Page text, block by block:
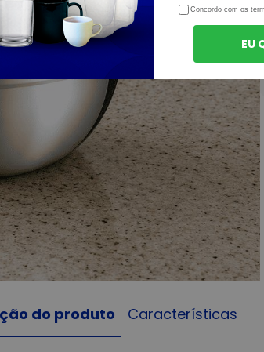
do produto Características
Concordo com os
EU